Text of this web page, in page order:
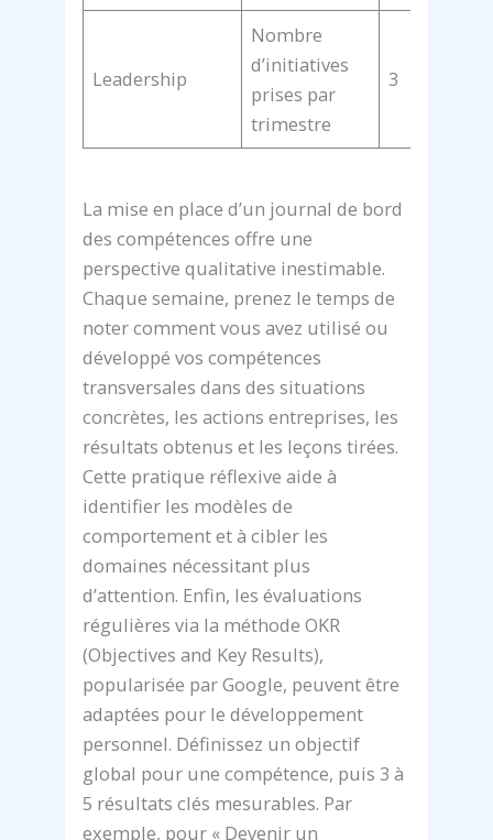
Leadership
Nombre
d’initiatives
prises par
trimestre
3
La mise en place d’un journal de bord
des compétences offre une
perspective qualitative inestimable.
Chaque semaine, prenez le temps de
noter comment vous avez utilisé ou
développé vos compétences
transversales dans des situations
concrètes, les actions entreprises, les
résultats obtenus et les leçons tirées.
Cette pratique réflexive aide à
identifier les modèles de
comportement et à cibler les
domaines nécessitant plus
d’attention. Enfin, les évaluations
régulières via la méthode OKR
(Objectives and Key Results),
popularisée par Google, peuvent être
adaptées pour le développement
personnel. Définissez un objectif
global pour une compétence, puis 3 à
5 résultats clés mesurables. Par
exemple, pour « Devenir un